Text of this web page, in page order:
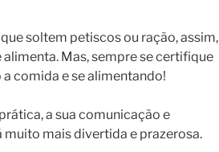
soltem petiscos ou ração, assim,
Mas, sempre se certifique
comida e se alimentando!
a sua comunicação e
mais divertida e prazerosa.